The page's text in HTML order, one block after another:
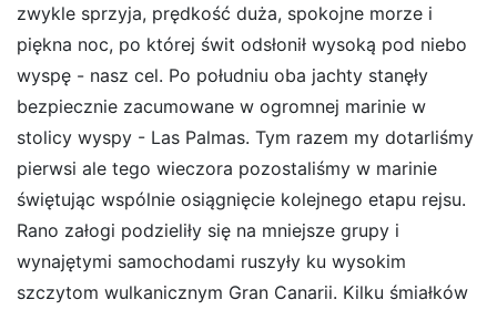
zwykle sprzyja, prędkość duża, spokojne morze i
piękna noc, po której świt odsłonił wysoką pod niebo
wyspę - nasz cel. Po południu oba jachty stanęły
bezpiecznie zacumowane w ogromnej marinie w
stolicy wyspy - Las Palmas. Tym razem my dotarliśmy
pierwsi ale tego wieczora pozostaliśmy w marinie
świętując wspólnie osiągnięcie kolejnego etapu rejsu.
Rano załogi podzieliły się na mniejsze grupy i
wynajętymi samochodami ruszyły ku wysokim
szczytom wulkanicznym Gran Canarii. Kilku śmiałków